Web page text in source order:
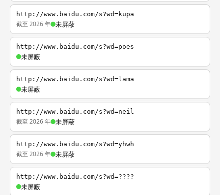
http://www.baidu.com/s?wd=kupa
截至 2026 年 未屏蔽
http://www.baidu.com/s?wd=poes
未屏蔽
http://www.baidu.com/s?wd=lama
未屏蔽
http://www.baidu.com/s?wd=neil
截至 2026 年 未屏蔽
http://www.baidu.com/s?wd=yhwh
截至 2026 年 未屏蔽
http://www.baidu.com/s?wd=????
未屏蔽